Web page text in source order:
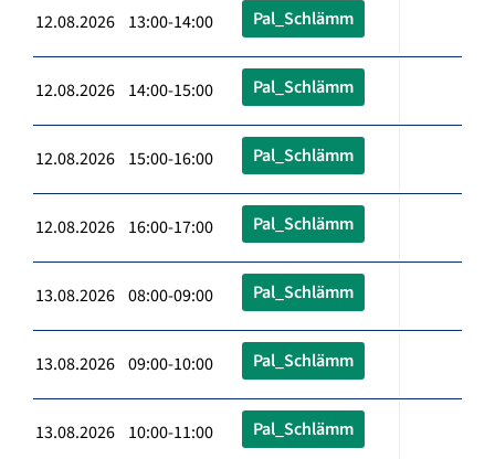
12.08.2026 13:00-14:00 Pal_Schlämm
12.08.2026 14:00-15:00 Pal_Schlämm
12.08.2026 15:00-16:00 Pal_Schlämm
12.08.2026 16:00-17:00 Pal_Schlämm
13.08.2026 08:00-09:00 Pal_Schlämm
13.08.2026 09:00-10:00 Pal_Schlämm
13.08.2026 10:00-11:00 Pal_Schlämm